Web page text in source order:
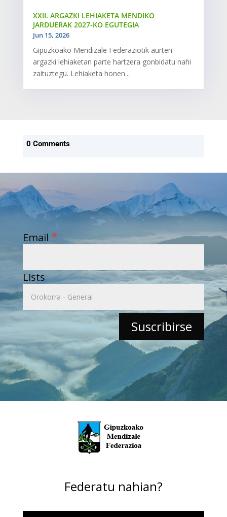
XXII. ARGAZKI LEHIAKETA MENDIKO
JARDUERAK 2027-KO EGUTEGIA
Jun 15, 2026
Gipuzkoako Mendizale Federaziotik aurten
argazki lehiaketan parte hartzera gonbidatu nahi
zaituztegu. Lehiaketa honen...
0 Comments
Email *
Lists
Federatu nahian?